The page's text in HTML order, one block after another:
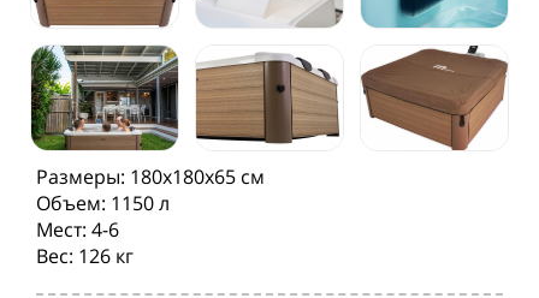
Размеры: 180х180х65 см
Объем: 1150 л
Мест: 4-6
Вес: 126 кг